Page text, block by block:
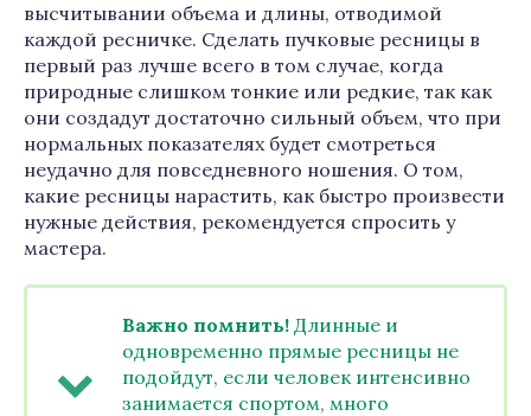
высчитывании объема и длины, отводимой
каждой ресничке. Сделать пучковые ресницы в
первый раз лучше всего в том случае, когда
природные слишком тонкие или редкие, так как
они создадут достаточно сильный объем, что при
нормальных показателях будет смотреться
неудачно для повседневного ношения. О том,
какие ресницы нарастить, как быстро произвести
нужные действия, рекомендуется спросить у
мастера.
Важно помнить! Длинные и
одновременно прямые ресницы не
подойдут, если человек интенсивно
занимается спортом, много